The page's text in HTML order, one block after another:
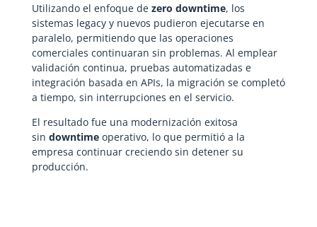
Utilizando el enfoque de zero downtime, los
sistemas legacy y nuevos pudieron ejecutarse en
paralelo, permitiendo que las operaciones
comerciales continuaran sin problemas. Al emplear
validación continua, pruebas automatizadas e
integración basada en APIs, la migración se completó
a tiempo, sin interrupciones en el servicio.
El resultado fue una modernización exitosa
sin downtimeoperativo, lo que permitió a la
empresa continuar creciendo sin detener su
producción.